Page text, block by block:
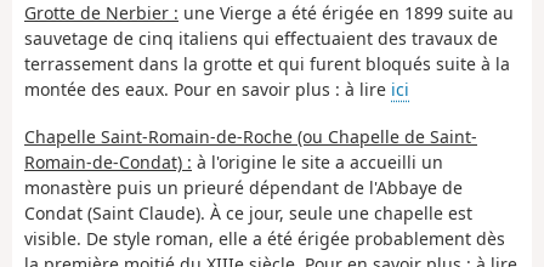
Grotte de Nerbier : une Vierge a été érigée en 1899 suite au
sauvetage de cinq italiens qui effectuaient des travaux de
terrassement dans la grotte et qui furent bloqués suite à la
montée des eaux. Pour en savoir plus : à lire ici
Chapelle Saint-Romain-de-Roche (ou Chapelle de Saint-
Romain-de-Condat) : à l'origine le site a accueilli un
monastère puis un prieuré dépendant de l'Abbaye de
Condat (Saint Claude). À ce jour, seule une chapelle est
visible. De style roman, elle a été érigée probablement dès